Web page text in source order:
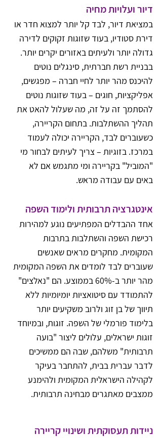
דיור ועלויות מחיה
במציאת דיור, לבד קל יותר למצוא חדר או
דירת סטודיו, בעוד שזוגות זקוקים לדירה
גדולה יותר ולעיתים באזורים יקרים יותר.
בבניית רשת חברתית, סינגלים נוטים
להיכנס מהר יותר לחיי חברה – מפגשים,
אפליקציות, חוגים – בעוד שזוגות נוטים
להסתמך זה על זה, מה שעלול להאט את
תהליך ההשתלבות. בתחום הקריירה,
כשעוברים לבד, הקריירה יכולה לעמוד
במרכז. בזוגיות – צריך לעיתים לבחור מי
"המוביל" בקריירה ומי מתגמש אם לא
באים עם עבודה מראש.
אינטגרציה תרבותית ולימוד השפה
אחד ההבדלים המפתיעים נוגע למהירות
רכישת השפה והשתלבות בתרבות
המקומית. מחקרים מראים שאנשים
שעוברים לבד לומדים את השפה המקומית
מהר יותר ב-60% בממוצע. הם "נאלצים"
להתמודד עם סיטואציות יומיומיות ללא
תיווך של בן זוג ולרוב משקיעים יותר
בלימוד פורמלי של השפה. זוגות, ובמיוחד
זוגות ישראלים, עלולים ליצור "בועה
תרבותית" משלהם, שבה הם ממשיכים
לדבר עברית בבית, להתחבר בעיקר
לקהילה הישראלית המקומית ולהימנע
ממצבים מאתגרים מבחינה תרבותית.
ניידות תעסוקתית ושינויי קריירה